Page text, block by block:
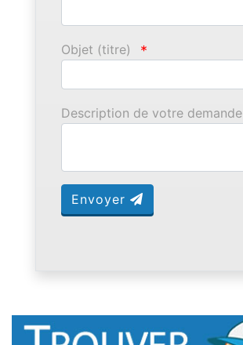
Objet (titre) *
Description de votre demande
Envoyer